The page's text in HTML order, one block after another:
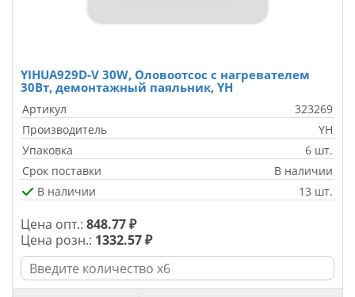
YIHUA929D-V 30W, Оловоотсос с нагревателем
30Вт, демонтажный паяльник, YH
Артикул
323269
Производитель
YH
Упаковка
6 шт.
Срок поставки
В наличии
В наличии
13 шт.
Цена опт.: 848.77 ₽
Цена розн.: 1332.57 ₽